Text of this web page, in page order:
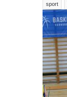
sport